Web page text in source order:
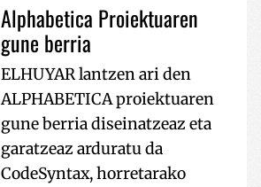
Alphabetica Proiektuaren
gune berria
ELHUYAR lantzen ari den
ALPHABETICA proiektuaren
gune berria diseinatzeaz eta
garatzeaz arduratu da
CodeSyntax, horretarako